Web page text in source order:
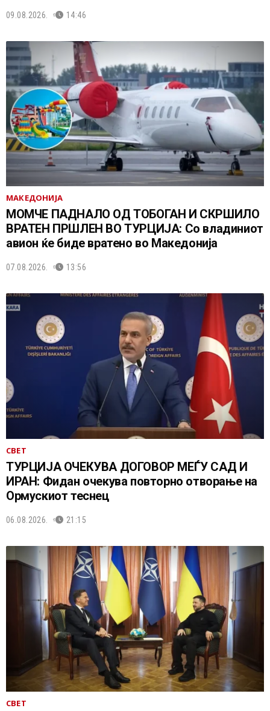
09.08.2026. 14:46
МАКЕДОНИЈА
МОМЧЕ ПАДНАЛО ОД ТОБОГАН И СКРШИЛО
ВРАТЕН ПРШЛЕН ВО ТУРЦИЈА: Со владиниот
авион ќе биде вратено во Македонија
07.08.2026. 13:56
СВЕТ
ТУРЦИЈА ОЧЕКУВА ДОГОВОР МЕЃУ САД И
ИРАН: Фидан очекува повторно отворање на
Ормускиот теснец
06.08.2026. 21:15
СВЕТ